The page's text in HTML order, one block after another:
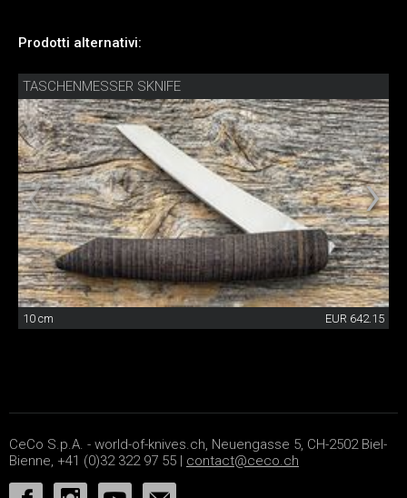
Prodotti alternativi:
TASCHENMESSER SKNIFE
10 cm EUR 642.15
CeCo S.p.A. - world-of-knives.ch, Neuengasse 5, CH-2502 Biel-
Bienne, +41 (0)32 322 97 55 | contact@ceco.ch